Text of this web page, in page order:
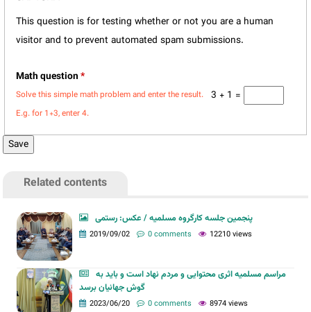
This question is for testing whether or not you are a human
visitor and to prevent automated spam submissions.
Math question*
3 + 1 =
Solve this simple math problem and enter the result.
E.g. for 1+3, enter 4.
Related contents
پنجمین جلسه کارگروه مسلمیه / عکس: رستمی
2019/09/02 0 comments 12210 views
مراسم مسلمیه اثری محتوایی و مردم نهاد است و باید به
2023/06/20 0 comments 8974 views